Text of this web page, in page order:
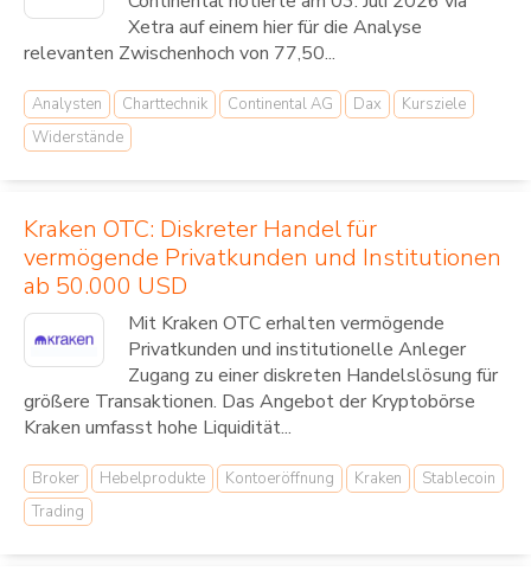
Xetra auf einem hier für die Analyse
relevanten Zwischenhoch von 77,50...
Analysten Charttechnik Continental AG Dax
Kursziele
Widerstände
Kraken OTC: Diskreter Handel für
vermögende Privatkunden und Institutionen
ab 50.000 USD
Mit Kraken OTC erhalten vermögende
Privatkunden und institutionelle Anleger
Zugang zu einer diskreten Handelslösung für
größere Transaktionen. Das Angebot der Kryptobörse
Kraken umfasst hohe Liquidität...
Broker Hebelprodukte Kontoeröffnung Kraken
Stablecoin
Trading